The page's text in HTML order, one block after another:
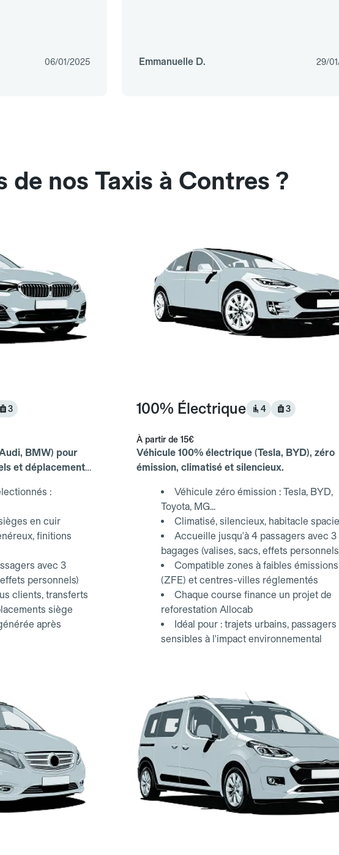
06/01/2025 Emmanuelle D. 29/
nos Taxis à Contres ?
3
BMW) pour
et déplacements
:
en cuir
finitions
avec 3
personnels)
clients, transferts
siège
après
100% Électrique 4 3
À partir de 15€
Véhicule 100% électrique (Tesla, BYD), zéro
émission, climatisé et silencieux.
Véhicule zéro émission : Tesla, BYD,
Toyota, MG...
Climatisé, silencieux, habitacle
Accueille jusqu'à 4 passagers avec 3
bagages (valises, sacs, effets
Compatible zones à faibles émissions
(ZFE) et centres-villes réglementés
Chaque course finance un projet de
reforestation Allocab
Idéal pour : trajets urbains, passagers
sensibles à l'impact environnemental